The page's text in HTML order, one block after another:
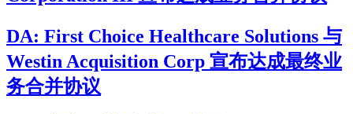
DA: First Choice Healthcare Solutions 与
Westin Acquisition Corp 宣布达成最终业
务合并协议